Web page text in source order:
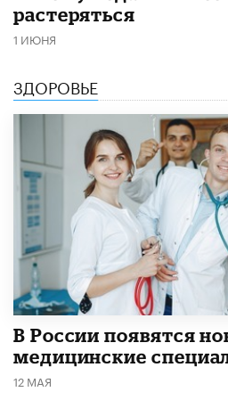
растеряться
1 ИЮНЯ
ЗДОРОВЬЕ
В России появятся
медицинские
12 МАЯ